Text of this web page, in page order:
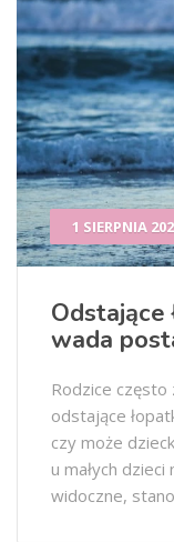
1 SIERPNIA
Odstające
wada
Rodzice często
odstające
czy może
u małych
widoczne,